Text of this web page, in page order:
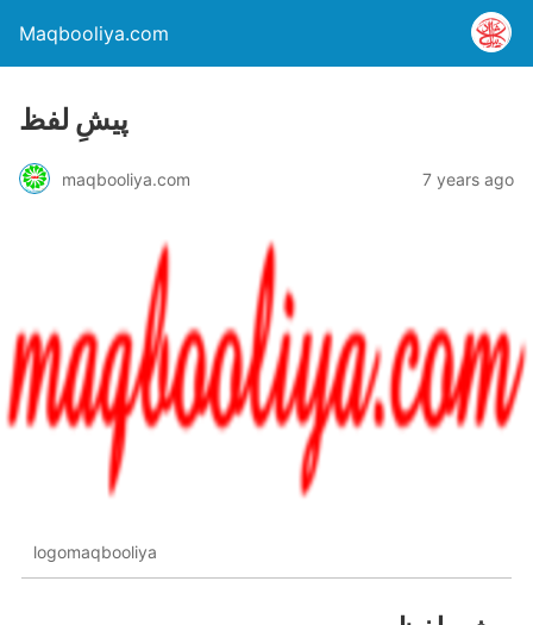
Maqbooliya.com
پیشِ لفظ
maqbooliya.com 7 years ago
logomaqbooliya